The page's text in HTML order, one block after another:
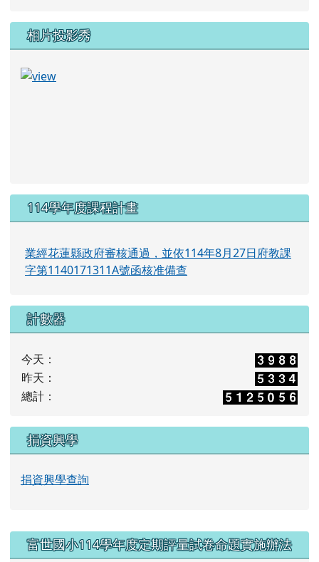
相片投影秀
114學年度課程計畫
業經花蓮縣政府審核通過，並依114年8月27日府教課
字第1140171311A號函核准備查
計數器
今天：
昨天：
總計：
捐資興學
捐資興學查詢
右邊區域內容
富世國小114學年度定期評量試卷命題實施辦法